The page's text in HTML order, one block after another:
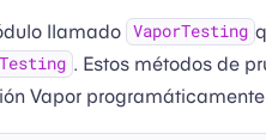
llamado VaporTesting
. Estos métodos de
Vapor